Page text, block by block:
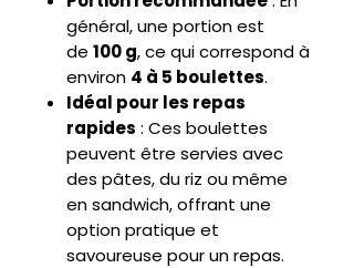
général, une portion est
de 100 g, ce qui correspond à
environ 4 à 5 boulettes.
Idéal pour les repas
rapides : Ces boulettes
peuvent être servies avec
des pâtes, du riz ou même
en sandwich, offrant une
option pratique et
savoureuse pour un repas.